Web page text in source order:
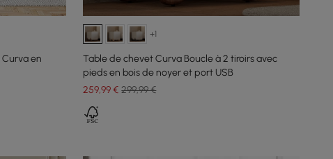
en
+1
Table de chevet Curva Boucle à 2 tiroirs avec
pieds en bois de noyer et port USB
259,99€ 299,99 €